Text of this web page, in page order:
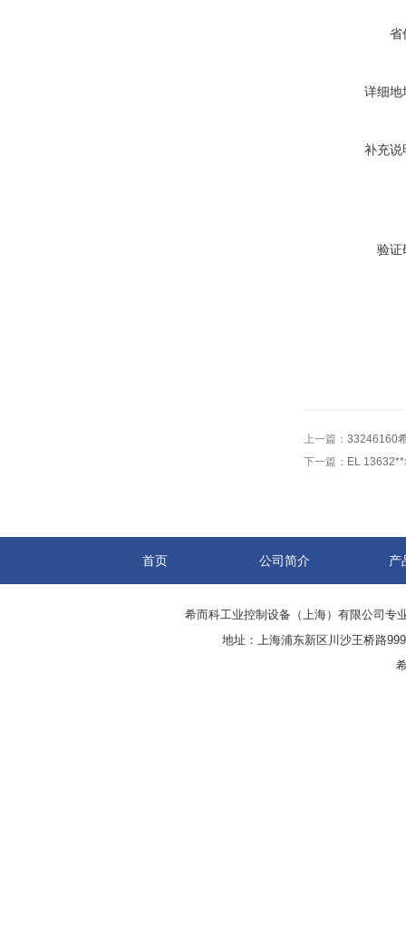
省
详细地
补充说
验证
上一篇： 33246160
下一篇： EL
首页 公司简介 产
希而科工业控制设备（上海）有限公司专
地址：上海浦东新区川沙王桥路